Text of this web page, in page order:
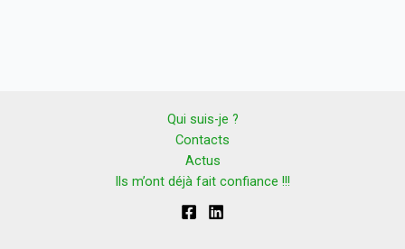
Qui suis-je ?
Contacts
Actus
Ils m’ont déjà fait confiance !!!